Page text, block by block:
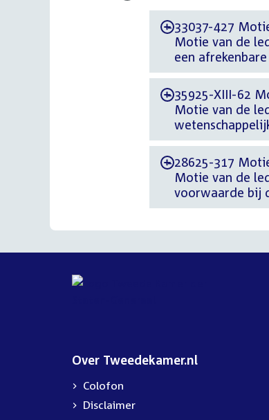
-33037-427
Motie van de
een
-35925-XIII-62
Motie van de
-28625-317
Motie van de
voorwaarde bij
Over Tweedekamer.nl
Colofon
Disclaimer